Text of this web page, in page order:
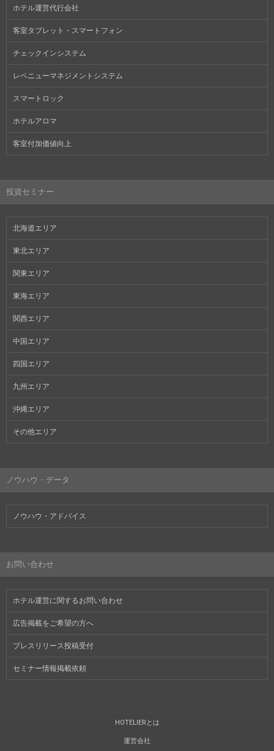
ホテル運営代行会社
客室タブレット・スマートフォン
チェックインシステム
レベニューマネジメントシステム
スマートロック
ホテルアロマ
客室付加価値向上
投資セミナー
北海道エリア
東北エリア
関東エリア
東海エリア
関西エリア
中国エリア
四国エリア
九州エリア
沖縄エリア
その他エリア
ノウハウ・データ
ノウハウ・アドバイス
お問い合わせ
ホテル運営に関するお問い合わせ
広告掲載をご希望の方へ
プレスリリース投稿受付
セミナー情報掲載依頼
HOTELIERとは
運営会社